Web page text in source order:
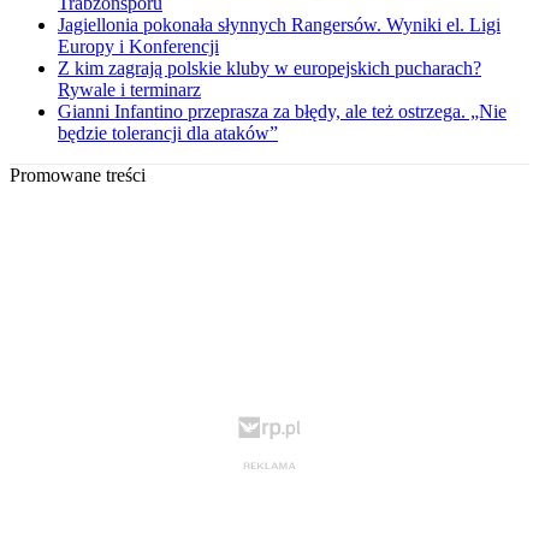
Jagiellonia pokonała słynnych Rangersów. Wyniki el. Ligi
Europy i Konferencji
Z kim zagrają polskie kluby w europejskich pucharach?
Rywale i terminarz
Gianni Infantino przeprasza za błędy, ale też ostrzega. „Nie
będzie tolerancji dla ataków”
Promowane treści